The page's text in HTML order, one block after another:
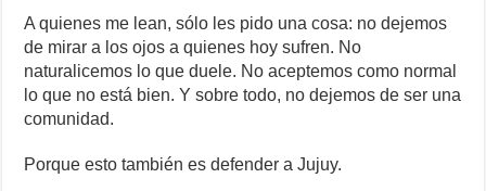
A quienes me lean, sólo les pido una cosa: no dejemos
de mirar a los ojos a quienes hoy sufren. No
naturalicemos lo que duele. No aceptemos como normal
lo que no está bien. Y sobre todo, no dejemos de ser una
comunidad.
Porque esto también es defender a Jujuy.